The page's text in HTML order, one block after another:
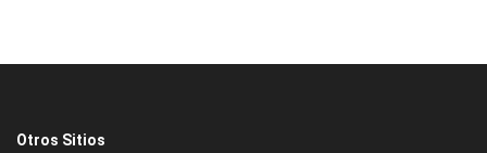
Otros Sitios